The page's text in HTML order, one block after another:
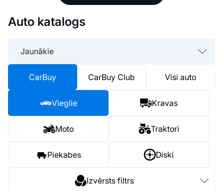
Auto katalogs
Jaunākie
CarBuy CarBuy Club Visi auto
Vieglie Kravas
Moto Traktori
Piekabes Diski
Izvērsts filtrs